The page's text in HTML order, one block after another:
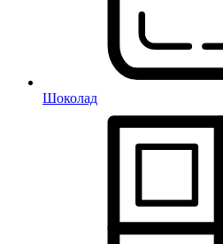
Шоколад